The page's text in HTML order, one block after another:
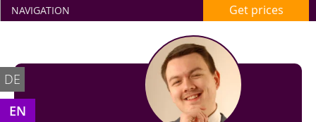
NAVIGATION Get prices
DE
EN